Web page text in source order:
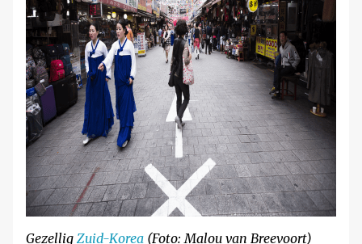
Gezellig Zuid-Korea (Foto: Malou van Breevoort)